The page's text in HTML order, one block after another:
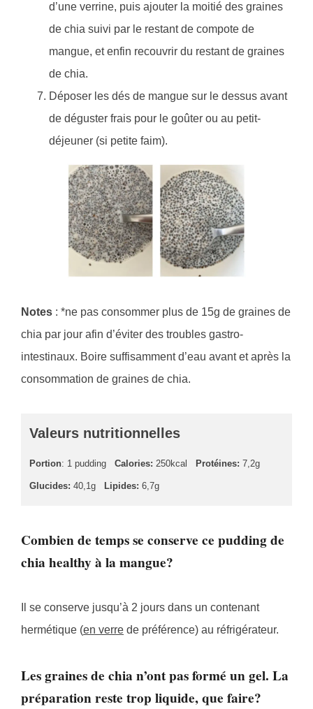
d’une verrine, puis ajouter la moitié des graines
de chia suivi par le restant de compote de
mangue, et enfin recouvrir du restant de graines
de chia.
Déposer les dés de mangue sur le dessus avant
de déguster frais pour le goûter ou au petit-
déjeuner (si petite faim).
Notes : *ne pas consommer plus de 15g de graines de
chia par jour afin d’éviter des troubles gastro-
intestinaux. Boire suffisamment d’eau avant et après la
consommation de graines de chia.
Valeurs nutritionnelles
Portion: 1 pudding Calories: 250kcal Protéines: 7,2g
Glucides: 40,1g Lipides: 6,7g
Combien de temps se conserve ce pudding de
chia healthy à la mangue?
Il se conserve jusqu’à 2 jours dans un contenant
hermétique (en verre de préférence) au réfrigérateur.
Les graines de chia n’ont pas formé un gel. La
préparation reste trop liquide, que faire?